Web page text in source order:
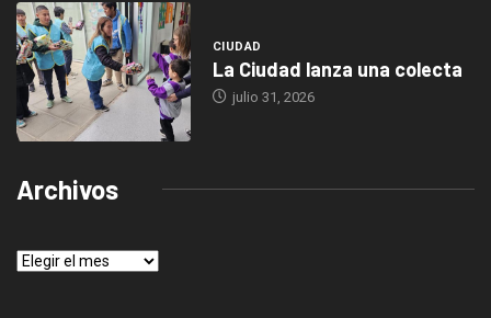
CIUDAD
La Ciudad lanza una colecta
julio 31, 2026
Archivos
Archivos